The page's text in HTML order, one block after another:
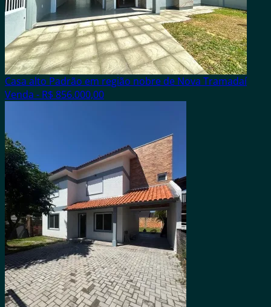
Casa alto Padrão em região nobre de Nova Tramadaí
Venda - R$ 856.000,00